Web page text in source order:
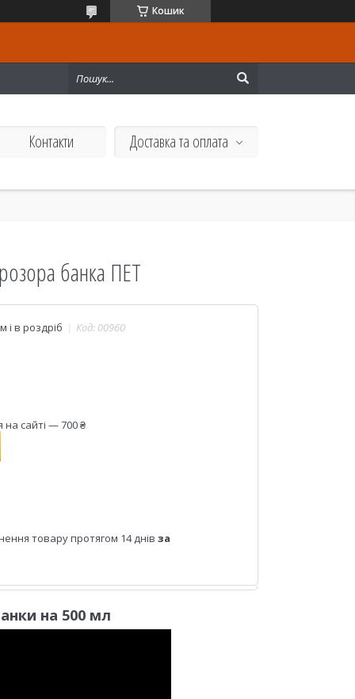
Кошик
Контакти Доставка та оплата
банка ПЕТ
і в роздріб Код: 00960
сайті — 700 ₴
товару протягом 14 днів за
на 500 мл